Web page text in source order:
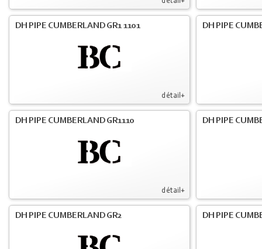
détail+
DH PIPE CUMBERLAND GR1 1101 DH PIPE
détail+
DH PIPE CUMBERLAND GR1110 DH PIPE
DH PIPE CUMBERLAND GR2 DH PIPE